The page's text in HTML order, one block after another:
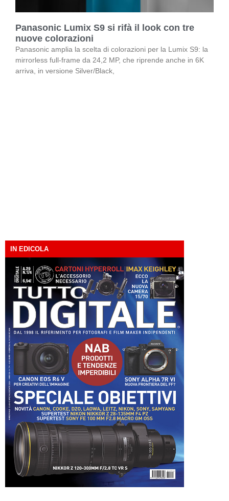
Panasonic Lumix S9 si rifà il look con tre
nuove colorazioni
Panasonic amplia la scelta di colorazioni per la Lumix S9: la
mirrorless full-frame da 24,2 MP, che riprende anche in 6K
arriva, in versione Silver/Black,
IN EDICOLA